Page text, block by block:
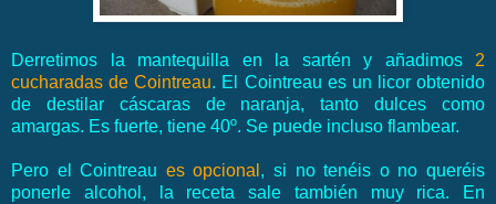
Derretimos la mantequilla en la sartén y añadimos 2
cucharadas de Cointreau. El Cointreau es un licor obtenido
de destilar cáscaras de naranja, tanto dulces como
amargas. Es fuerte, tiene 40º. Se puede incluso flambear.
Pero el Cointreau es opcional , si no tenéis o no queréis
ponerle alcohol, la receta sale también muy rica. En